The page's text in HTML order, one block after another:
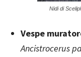
Nidi di
Vespe
Ancistrocerus